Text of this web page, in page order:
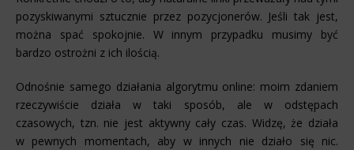
pozyskiwanymi sztucznie przez pozycjonerów. Jeśli tak jest,
można spać spokojnie. W innym przypadku musimy być
bardzo ostrożni z ich ilością.
Odnośnie samego działania algorytmu online: moim zdaniem
rzeczywiście działa w taki sposób, ale w odstępach
czasowych, tzn. nie jest aktywny cały czas. Widzę, że działa
w pewnych momentach, aby w innych nie działo się nic.